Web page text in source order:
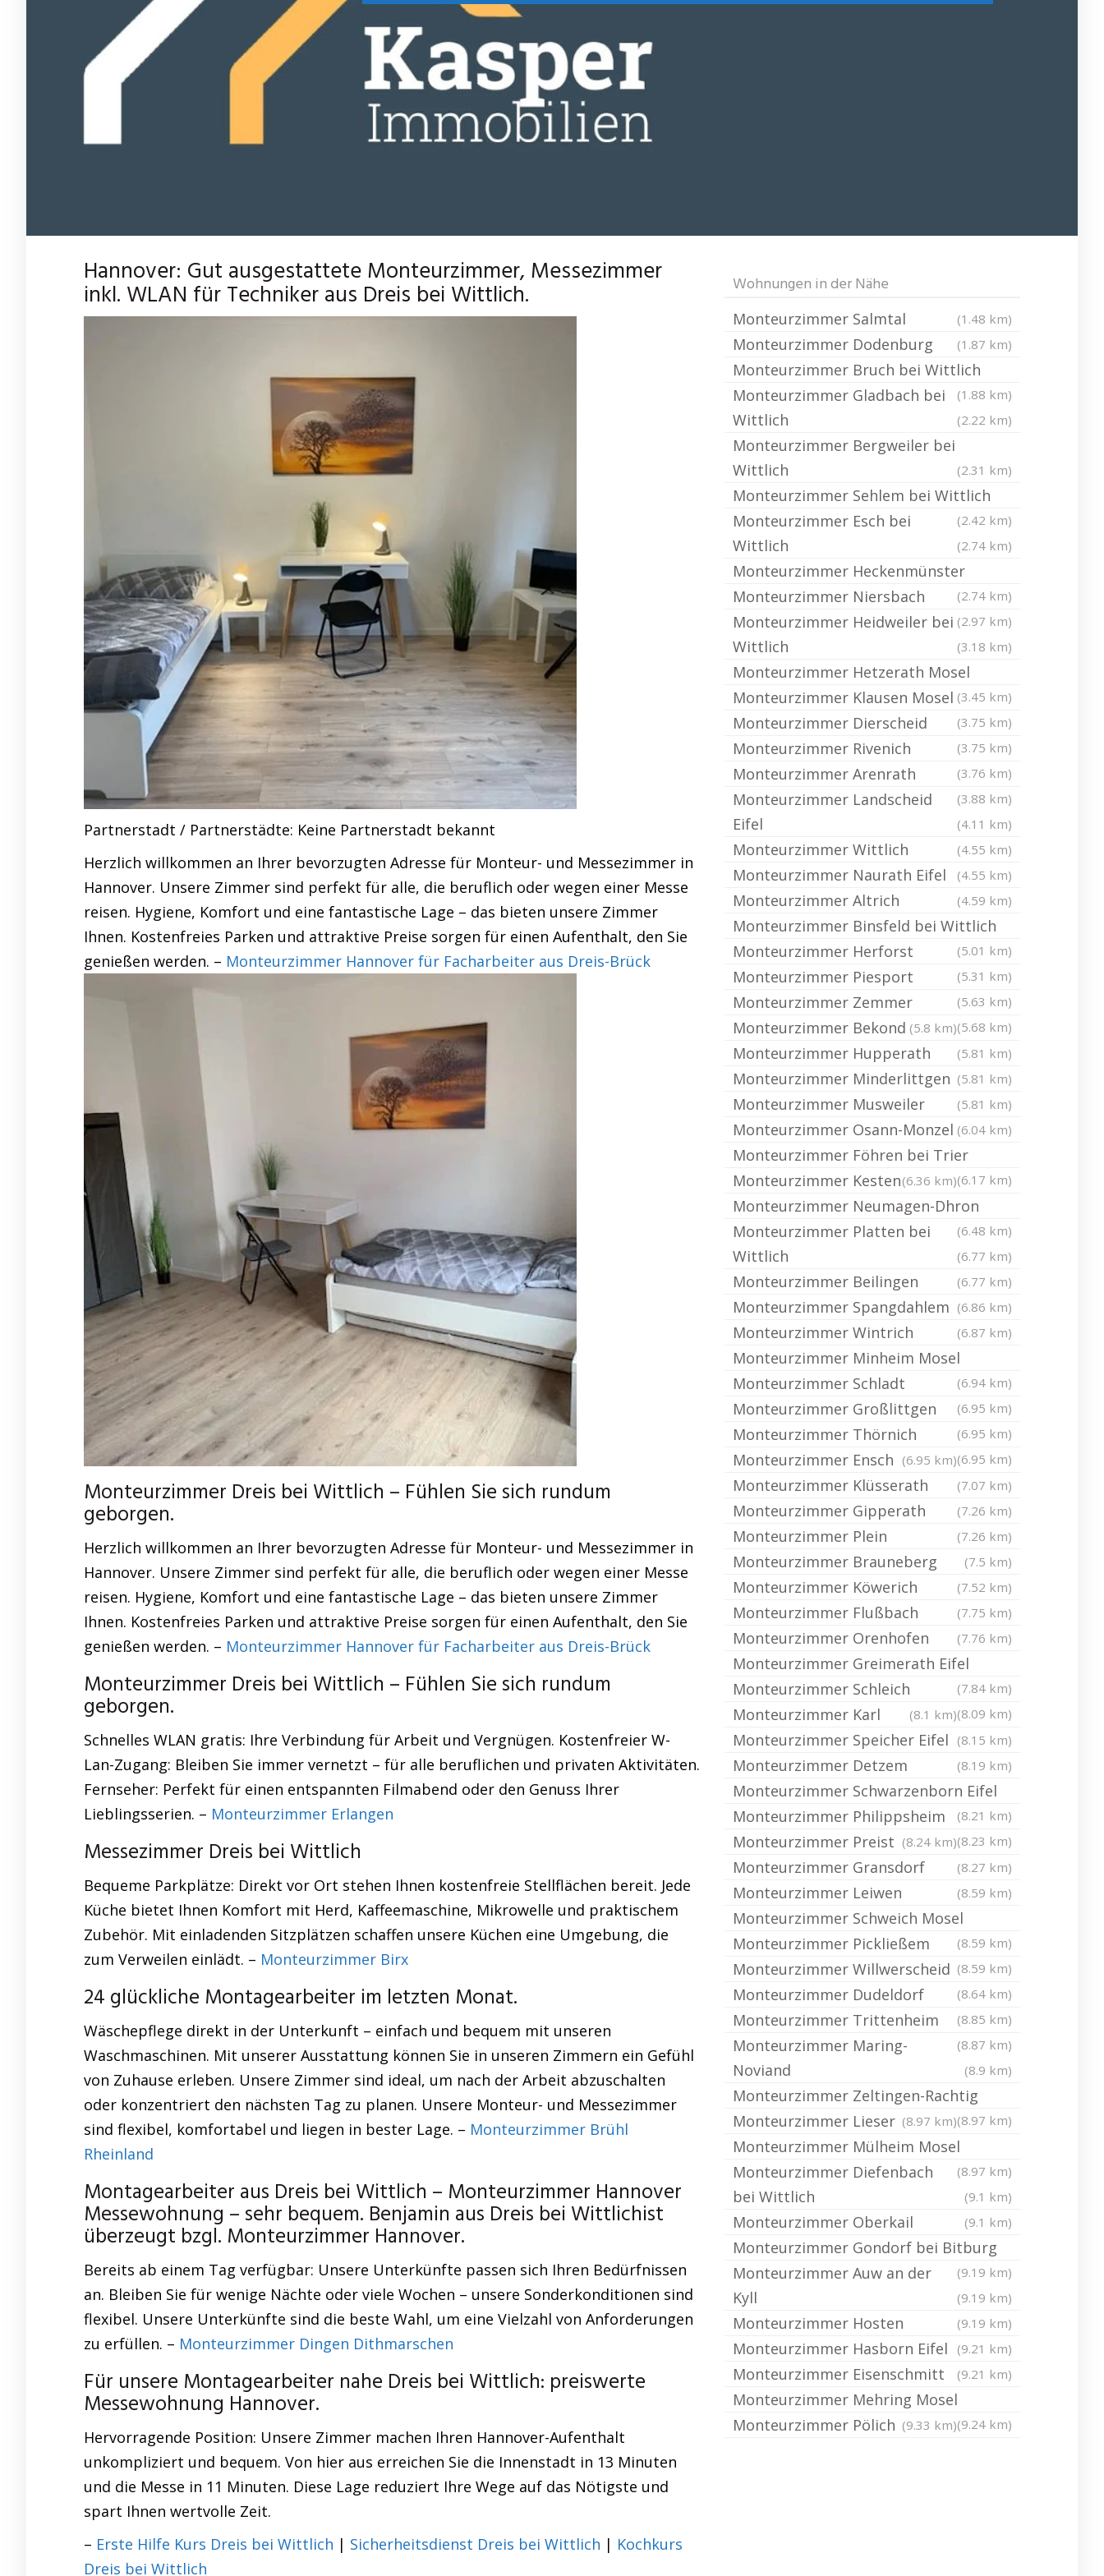
Hannover: Gut ausgestattete Monteurzimmer, Messezimmer
inkl. WLAN für Techniker aus Dreis bei Wittlich.
Partnerstadt / Partnerstädte: Keine Partnerstadt bekannt
Herzlich willkommen an Ihrer bevorzugten Adresse für Monteur- und Messezimmer in
Hannover. Unsere Zimmer sind perfekt für alle, die beruflich oder wegen einer Messe
reisen. Hygiene, Komfort und eine fantastische Lage – das bieten unsere Zimmer
Ihnen. Kostenfreies Parken und attraktive Preise sorgen für einen Aufenthalt, den Sie
genießen werden. – Monteurzimmer Hannover für Facharbeiter aus Dreis-Brück
Monteurzimmer Dreis bei Wittlich – Fühlen Sie sich rundum
geborgen.
Herzlich willkommen an Ihrer bevorzugten Adresse für Monteur- und Messezimmer in
Hannover. Unsere Zimmer sind perfekt für alle, die beruflich oder wegen einer Messe
reisen. Hygiene, Komfort und eine fantastische Lage – das bieten unsere Zimmer
Ihnen. Kostenfreies Parken und attraktive Preise sorgen für einen Aufenthalt, den Sie
genießen werden. – Monteurzimmer Hannover für Facharbeiter aus Dreis-Brück
Monteurzimmer Dreis bei Wittlich – Fühlen Sie sich rundum
geborgen.
Schnelles WLAN gratis: Ihre Verbindung für Arbeit und Vergnügen. Kostenfreier W-
Lan-Zugang: Bleiben Sie immer vernetzt – für alle beruflichen und privaten Aktivitäten.
Fernseher: Perfekt für einen entspannten Filmabend oder den Genuss Ihrer
Lieblingsserien. – Monteurzimmer Erlangen
Messezimmer Dreis bei Wittlich
Bequeme Parkplätze: Direkt vor Ort stehen Ihnen kostenfreie Stellflächen bereit. Jede
Küche bietet Ihnen Komfort mit Herd, Kaffeemaschine, Mikrowelle und praktischem
Zubehör. Mit einladenden Sitzplätzen schaffen unsere Küchen eine Umgebung, die
zum Verweilen einlädt. – Monteurzimmer Birx
24 glückliche Montagearbeiter im letzten Monat.
Wäschepflege direkt in der Unterkunft – einfach und bequem mit unseren
Waschmaschinen. Mit unserer Ausstattung können Sie in unseren Zimmern ein Gefühl
von Zuhause erleben. Unsere Zimmer sind ideal, um nach der Arbeit abzuschalten
oder konzentriert den nächsten Tag zu planen. Unsere Monteur- und Messezimmer
sind flexibel, komfortabel und liegen in bester Lage. – Monteurzimmer Brühl
Rheinland
Montagearbeiter aus Dreis bei Wittlich – Monteurzimmer Hannover
Messewohnung – sehr bequem. Benjamin aus Dreis bei Wittlichist
überzeugt bzgl. Monteurzimmer Hannover.
Bereits ab einem Tag verfügbar: Unsere Unterkünfte passen sich Ihren Bedürfnissen
an. Bleiben Sie für wenige Nächte oder viele Wochen – unsere Sonderkonditionen sind
flexibel. Unsere Unterkünfte sind die beste Wahl, um eine Vielzahl von Anforderungen
zu erfüllen. – Monteurzimmer Dingen Dithmarschen
Für unsere Montagearbeiter nahe Dreis bei Wittlich: preiswerte
Messewohnung Hannover.
Hervorragende Position: Unsere Zimmer machen Ihren Hannover-Aufenthalt
unkompliziert und bequem. Von hier aus erreichen Sie die Innenstadt in 13 Minuten
und die Messe in 11 Minuten. Diese Lage reduziert Ihre Wege auf das Nötigste und
spart Ihnen wertvolle Zeit.
– Erste Hilfe Kurs Dreis bei Wittlich | Sicherheitsdienst Dreis bei Wittlich | Kochkurs
Dreis bei Wittlich
Wohnungen in der Nähe
Monteurzimmer Salmtal (1.48 km)
Monteurzimmer Dodenburg (1.87 km)
Monteurzimmer Bruch bei Wittlich
(1.88 km)
Monteurzimmer Gladbach bei
Wittlich
(2.22 km)
Monteurzimmer Bergweiler bei
Wittlich
(2.31 km)
Monteurzimmer Sehlem bei Wittlich
(2.42 km)
Monteurzimmer Esch bei
Wittlich
(2.74 km)
Monteurzimmer Heckenmünster
(2.74 km)
Monteurzimmer Niersbach
(2.97 km)
Monteurzimmer Heidweiler bei
Wittlich
(3.18 km)
Monteurzimmer Hetzerath Mosel
(3.45 km)
Monteurzimmer Klausen Mosel
(3.75 km)
Monteurzimmer Dierscheid
(3.75 km)
Monteurzimmer Rivenich
(3.76 km)
Monteurzimmer Arenrath
(3.88 km)
Monteurzimmer Landscheid
Eifel
(4.11 km)
Monteurzimmer Wittlich (4.55 km)
Monteurzimmer Naurath Eifel (4.55 km)
Monteurzimmer Altrich (4.59 km)
Monteurzimmer Binsfeld bei Wittlich
(5.01 km)
Monteurzimmer Herforst
(5.31 km)
Monteurzimmer Piesport
(5.63 km)
Monteurzimmer Zemmer
(5.68 km)
Monteurzimmer Bekond (5.8 km)
Monteurzimmer Hupperath (5.81 km)
Monteurzimmer Minderlittgen (5.81 km)
Monteurzimmer Musweiler (5.81 km)
Monteurzimmer Osann-Monzel (6.04 km)
Monteurzimmer Föhren bei Trier
(6.17 km)
Monteurzimmer Kesten(6.36 km)
Monteurzimmer Neumagen-Dhron
(6.48 km)
Monteurzimmer Platten bei
Wittlich
(6.77 km)
Monteurzimmer Beilingen (6.77 km)
Monteurzimmer Spangdahlem (6.86 km)
Monteurzimmer Wintrich (6.87 km)
Monteurzimmer Minheim Mosel
(6.94 km)
Monteurzimmer Schladt
(6.95 km)
Monteurzimmer Großlittgen
(6.95 km)
Monteurzimmer Thörnich
(6.95 km)
Monteurzimmer Ensch (6.95 km)
Monteurzimmer Klüsserath (7.07 km)
Monteurzimmer Gipperath (7.26 km)
Monteurzimmer Plein (7.26 km)
Monteurzimmer Brauneberg (7.5 km)
Monteurzimmer Köwerich (7.52 km)
Monteurzimmer Flußbach (7.75 km)
Monteurzimmer Orenhofen (7.76 km)
Monteurzimmer Greimerath Eifel
(7.84 km)
Monteurzimmer Schleich
(8.09 km)
Monteurzimmer Karl (8.1 km)
Monteurzimmer Speicher Eifel (8.15 km)
Monteurzimmer Detzem (8.19 km)
Monteurzimmer Schwarzenborn Eifel
(8.21 km)
Monteurzimmer Philippsheim
(8.23 km)
Monteurzimmer Preist (8.24 km)
Monteurzimmer Gransdorf (8.27 km)
Monteurzimmer Leiwen (8.59 km)
Monteurzimmer Schweich Mosel
(8.59 km)
Monteurzimmer Pickließem
(8.59 km)
Monteurzimmer Willwerscheid
(8.64 km)
Monteurzimmer Dudeldorf
(8.85 km)
Monteurzimmer Trittenheim
(8.87 km)
Monteurzimmer Maring-
Noviand
(8.9 km)
Monteurzimmer Zeltingen-Rachtig
(8.97 km)
Monteurzimmer Lieser (8.97 km)
Monteurzimmer Mülheim Mosel
(8.97 km)
Monteurzimmer Diefenbach
bei Wittlich
(9.1 km)
Monteurzimmer Oberkail (9.1 km)
Monteurzimmer Gondorf bei Bitburg
(9.19 km)
Monteurzimmer Auw an der
Kyll
(9.19 km)
Monteurzimmer Hosten (9.19 km)
Monteurzimmer Hasborn Eifel (9.21 km)
Monteurzimmer Eisenschmitt (9.21 km)
Monteurzimmer Mehring Mosel
(9.24 km)
Monteurzimmer Pölich (9.33 km)